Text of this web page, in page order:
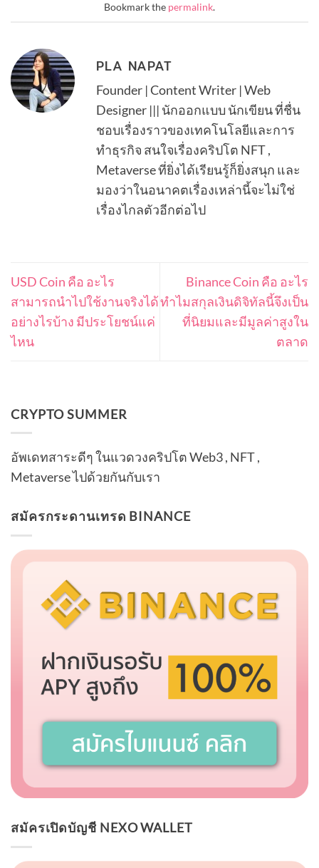
Bookmark the permalink.
PLA NAPAT
Founder | Content Writer | Web
Designer ||| นักออกแบบ นักเขียน ที่ชื่น
ชอบเรื่องราวของเทคโนโลยีและการ
ทำธุรกิจ สนใจเรื่องคริปโต NFT ,
Metaverse ที่ยิ่งได้เรียนรู้ก็ยิ่งสนุก และ
มองว่าในอนาคตเรื่องเหล่านี้จะไม่ใช่
เรื่องไกลตัวอีกต่อไป
USD Coin คือ อะไร
สามารถนำไปใช้งานจริงได้
อย่างไรบ้าง มีประโยชน์แค่
ไหน
Binance Coin คือ อะไร
ทำไมสกุลเงินดิจิทัลนี้จึงเป็น
ที่นิยมและมีมูลค่าสูงใน
ตลาด
CRYPTO SUMMER
อัพเดทสาระดีๆ ในแวดวงคริปโต Web3 , NFT ,
Metaverse ไปด้วยกันกับเรา
สมัครกระดานเทรด BINANCE
สมัครเปิดบัญชี NEXO WALLET